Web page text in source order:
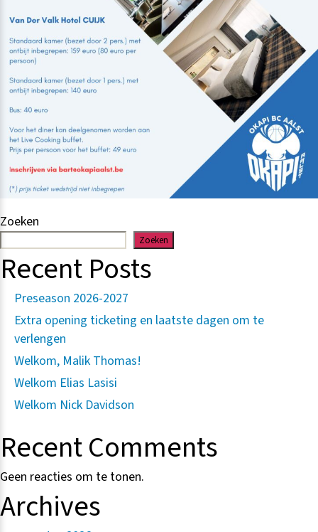
Zoeken
Zoeken
Recent Posts
Preseason 2026-2027
Extra opening ticketing en laatste dagen om te
verlengen
Welkom, Malik Thomas!
Welkom Elias Lasisi
Welkom Nick Davidson
Recent Comments
Geen reacties om te tonen.
Archives